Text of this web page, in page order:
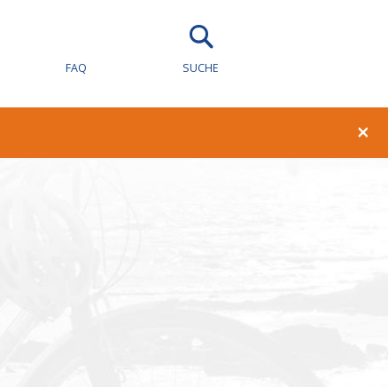
FAQ SUCHE
×
für